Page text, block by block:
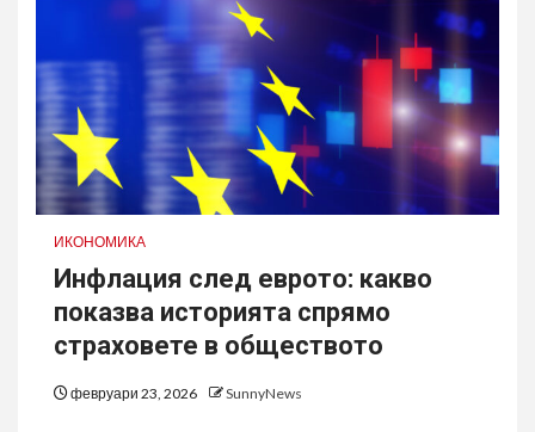
ИКОНОМИКА
Инфлация след еврото: какво
показва историята спрямо
страховете в обществото
февруари 23, 2026 SunnyNews